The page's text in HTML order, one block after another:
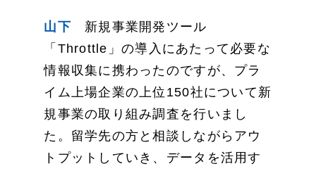
山下 新規事業開発ツール
「Throttle」の導入にあたって必要な
情報収集に携わったのですが、プラ
イム上場企業の上位150社について新
規事業の取り組み調査を行いまし
た。留学先の方と相談しながらアウ
トプットしていき、データを活用す